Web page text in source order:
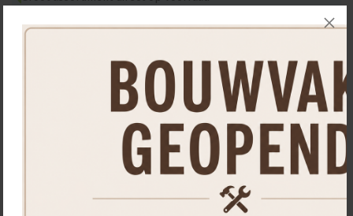
Hulp nodig?
Wij helpen u graag persoonlijk verder.
contact
op
0475 492 258